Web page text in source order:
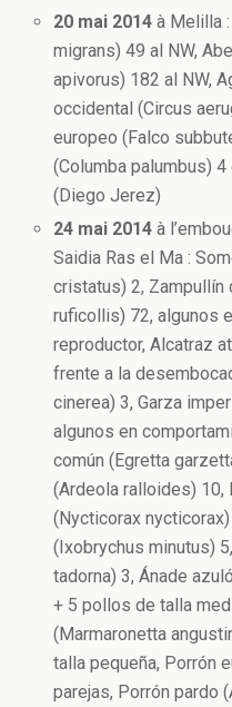
20 mai 2014 à Melilla
migrans) 49 al NW,
apivorus) 182 al NW,
occidental (Circus
europeo (Falco
(Columba palumbus)
(Diego Jerez)
24 mai 2014 à
Saidia Ras el Ma :
cristatus) 2, Zampullín
ruficollis) 72, algunos
reproductor, Alcatraz
frente a la
cinerea) 3, Garza
algunos en
común (Egretta
(Ardeola ralloides) 10,
(Nycticorax
(Ixobrychus minutus)
tadorna) 3, Ánade
+ 5 pollos de talla
(Marmaronetta
talla pequeña, Porrón
parejas, Porrón pardo